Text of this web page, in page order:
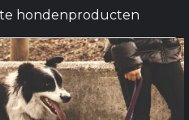
hondenproducten